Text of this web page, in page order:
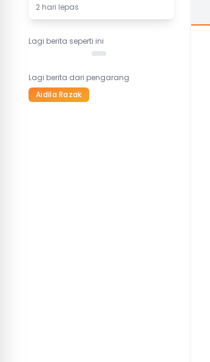
2 hari lepas
Lagi berita seperti ini
Lagi berita dari pengarang
Aidila Razak